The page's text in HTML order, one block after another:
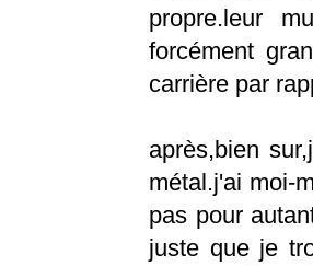
propre.leur
forcément
carrière par
après,bien
métal.j'ai moi-
pas pour
juste que je